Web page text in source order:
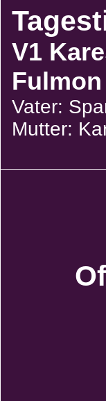
V1
Fulmon
Vater:
Mutter: